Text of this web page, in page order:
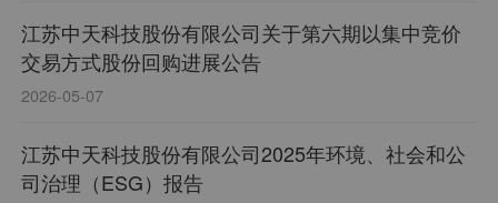
江苏中天科技股份有限公司关于第六期以集中竞价
交易方式股份回购进展公告
2026-05-07
江苏中天科技股份有限公司2025年环境、社会和公
司治理（ESG）报告